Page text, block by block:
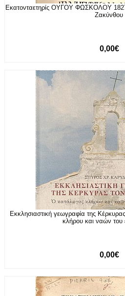
Εκατονταετηρίς ΟΥΓΟΥ ΦΩΣΚΟΛΟΥ
Ζακύνθου
0,00€
Εκκλησιαστική γεωγραφία της
κλήρου και ναών του
0,00€